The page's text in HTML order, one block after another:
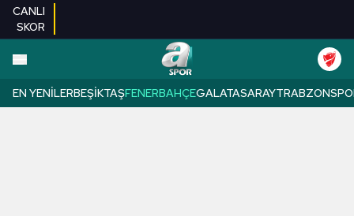
CANLI
SKOR
EN YENILERBEŞIKTAŞFENERBAHÇEGALATASARAY